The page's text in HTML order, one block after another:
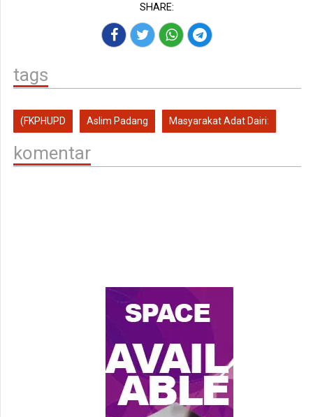
SHARE:
tags
(FKPHUPD Aslim Padang Masyarakat Adat Dairi:
komentar